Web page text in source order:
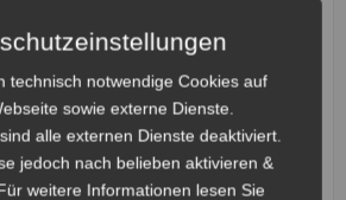
Marco Weis
Feldspieler
7
Kevin
Gerber
8
Kevin
Fröhlich
technisch notwendige Cookies auf
sowie externe Dienste.
alle externen Dienste deaktiviert.
jedoch nach belieben aktivieren &
weitere Informationen lesen Sie